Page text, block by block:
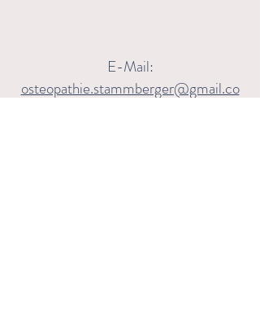
E-Mail:
osteopathie.stammberger@gmail.co